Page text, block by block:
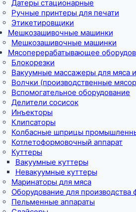
Датеры стационарные
Ручные принтеры для печати
Этикетировщики
Мешкозашивочные машинки
Мешкозашивочные машинки
Мясоперерабатывающее
Блокорезки
Вакуумные массажеры для мяса
Волчки (производственные
Вспомогательное оборудование
Делители сосисок
Инъекторы
Клипсаторы
Колбасные шприцы
Котлетоформовочный аппарат
Куттеры
Вакуумные куттеры
Невакуумные куттеры
Маринаторы для мяса
Оборудование для производства
Пельменные аппараты